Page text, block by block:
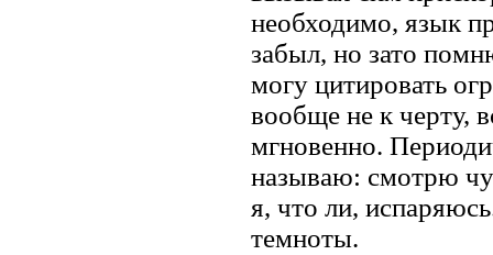
необходимо, язык
забыл, но зато
могу цитировать
вообще не к черту,
мгновенно.
называю: смотрю
я, что ли,
темноты.